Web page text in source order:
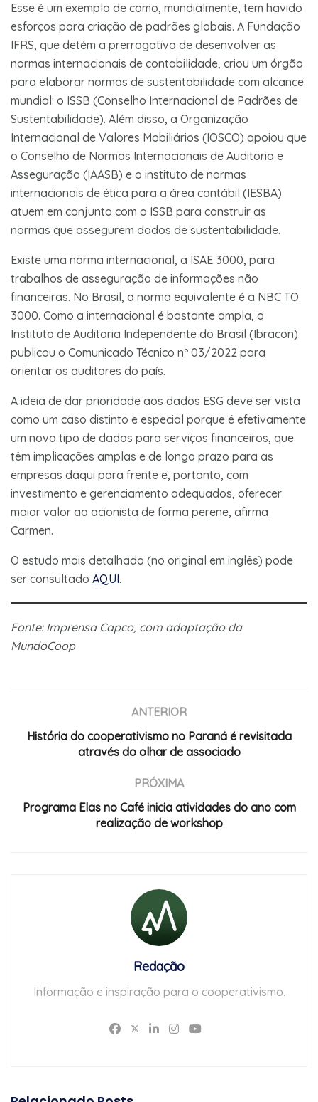
Esse é um exemplo de como, mundialmente, tem havido
esforços para criação de padrões globais. A Fundação
IFRS, que detém a prerrogativa de desenvolver as
normas internacionais de contabilidade, criou um órgão
para elaborar normas de sustentabilidade com alcance
mundial: o ISSB (Conselho Internacional de Padrões de
Sustentabilidade). Além disso, a Organização
Internacional de Valores Mobiliários (IOSCO) apoiou que
o Conselho de Normas Internacionais de Auditoria e
Asseguração (IAASB) e o instituto de normas
internacionais de ética para a área contábil (IESBA)
atuem em conjunto com o ISSB para construir as
normas que assegurem dados de sustentabilidade.
Existe uma norma internacional, a ISAE 3000, para
trabalhos de asseguração de informações não
financeiras. No Brasil, a norma equivalente é a NBC TO
3000. Como a internacional é bastante ampla, o
Instituto de Auditoria Independente do Brasil (Ibracon)
publicou o Comunicado Técnico nº 03/2022 para
orientar os auditores do país.
A ideia de dar prioridade aos dados ESG deve ser vista
como um caso distinto e especial porque é efetivamente
um novo tipo de dados para serviços financeiros, que
têm implicações amplas e de longo prazo para as
empresas daqui para frente e, portanto, com
investimento e gerenciamento adequados, oferecer
maior valor ao acionista de forma perene, afirma
Carmen.
O estudo mais detalhado (no original em inglês) pode
ser consultado AQUI.
Fonte: Imprensa Capco, com adaptação da
MundoCoop
ANTERIOR
História do cooperativismo no Paraná é revisitada
através do olhar de associado
PRÓXIMA
Programa Elas no Café inicia atividades do ano com
realização de workshop
Redação
Informação e inspiração para o cooperativismo.